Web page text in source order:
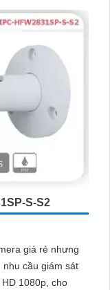
và chi tiết, hỗ trợ
hiệu quả
S-S2
giá rẻ nhưng
cầu giám sát